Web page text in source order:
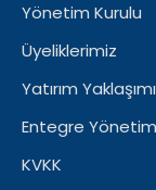
Yönetim Kurulu
Üyeliklerimiz
Yatırım
Entegre
KVKK